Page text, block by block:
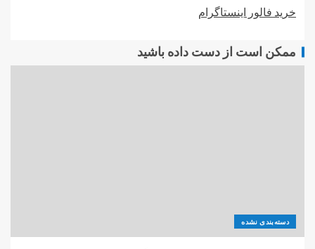
خرید فالور اینستاگرام
ممکن است از دست داده باشید
دسته‌بندی نشده